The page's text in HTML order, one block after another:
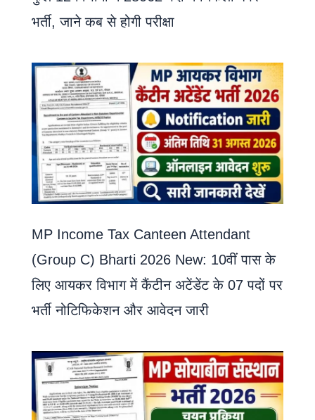
भर्ती, जाने कब से होगी परीक्षा
MP Income Tax Canteen Attendant
(Group C) Bharti 2026 New: 10वीं पास के
लिए आयकर विभाग में कैंटीन अटेंडेंट के 07 पदों पर
भर्ती नोटिफिकेशन और आवेदन जारी